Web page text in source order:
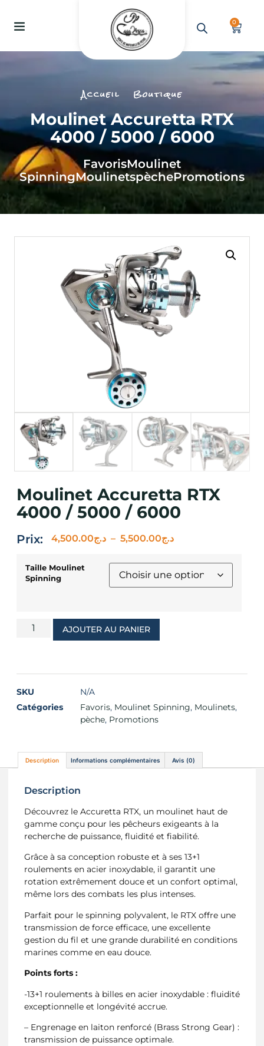
0
Accueil Boutique
Moulinet Accuretta RTX
4000 / 5000 / 6000
FavorisMoulinet
SpinningMoulinetspèchePromotions
Moulinet Accuretta RTX
4000 / 5000 / 6000
Prix: د.ج4,500.00 – د.ج5,500.00
Taille Moulinet
Spinning
AJOUTER AU PANIER
SKU
N/A
Catégories
Favoris, Moulinet Spinning, Moulinets,
pèche, Promotions
Description Informations complémentaires Avis (0)
Description
Découvrez le Accuretta RTX, un moulinet haut de
gamme conçu pour les pêcheurs exigeants à la
recherche de puissance, fluidité et fiabilité.
Grâce à sa conception robuste et à ses 13+1
roulements en acier inoxydable, il garantit une
rotation extrêmement douce et un confort optimal,
même lors des combats les plus intenses.
Parfait pour le spinning polyvalent, le RTX offre une
transmission de force efficace, une excellente
gestion du fil et une grande durabilité en conditions
marines comme en eau douce.
Points forts :
-13+1 roulements à billes en acier inoxydable : fluidité
exceptionnelle et longévité accrue.
– Engrenage en laiton renforcé (Brass Strong Gear) :
transmission de puissance optimale.